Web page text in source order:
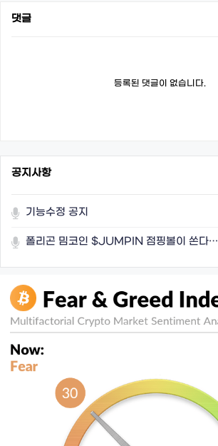
댓글
등록된 댓글이 없습니다.
공지사항
기능수정 공지
폴리곤 밈코인 $JUMPIN 점핑볼이 쏜다…